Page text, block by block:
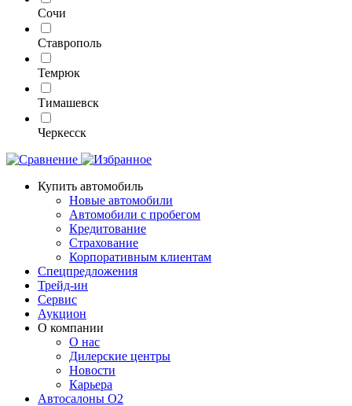
Сочи
Ставрополь
Темрюк
Тимашевск
Черкесск
Купить автомобиль
Новые автомобили
Автомобили с пробегом
Кредитование
Страхование
Корпоративным клиентам
Спецпредложения
Трейд-ин
Сервис
Аукцион
О компании
О нас
Дилерские центры
Новости
Карьера
Автосалоны O2